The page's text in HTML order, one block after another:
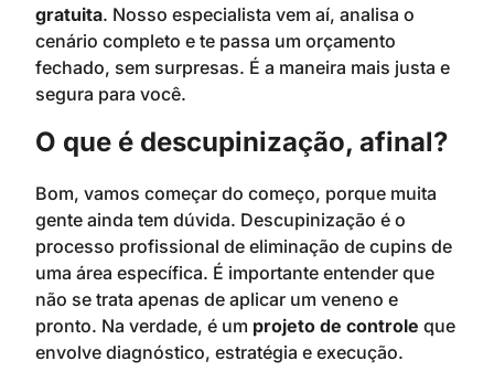
gratuita. Nosso especialista vem aí, analisa o
cenário completo e te passa um orçamento
fechado, sem surpresas. É a maneira mais justa e
segura para você.
O que é descupinização, afinal?
Bom, vamos começar do começo, porque muita
gente ainda tem dúvida. Descupinização é o
processo profissional de eliminação de cupins de
uma área específica. É importante entender que
não se trata apenas de aplicar um veneno e
pronto. Na verdade, é um projeto de controle que
envolve diagnóstico, estratégia e execução.